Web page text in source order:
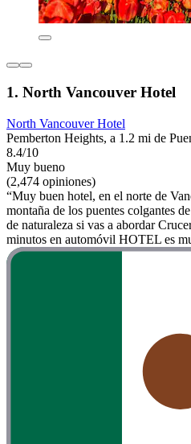
1. North Vancouver Hotel
North Vancouver Hotel
Pemberton Heights, a 1.2 mi de
8.4/10
Muy bueno
(2,474 opiniones)
“Muy buen hotel, en el norte de
montaña de los puentes colgantes
de naturaleza si vas a abordar
minutos en automóvil HOTEL es